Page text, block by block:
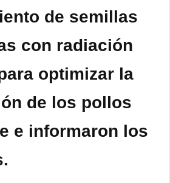
de semillas
con radiación
optimizar la
de los pollos
e informaron los